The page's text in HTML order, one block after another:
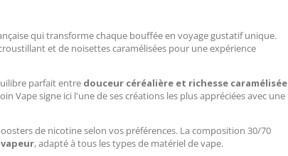
qui transforme chaque bouffée en voyage gustatif unique.
et de noisettes caramélisées pour une expérience
parfait entre douceur céréalière et richesse caramélisée
Vape signe ici l'une de ses créations les plus appréciées avec une
de nicotine selon vos préférences. La composition 30/70
, adapté à tous les types de matériel de vape.